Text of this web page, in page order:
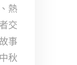
熱
交
事
秋